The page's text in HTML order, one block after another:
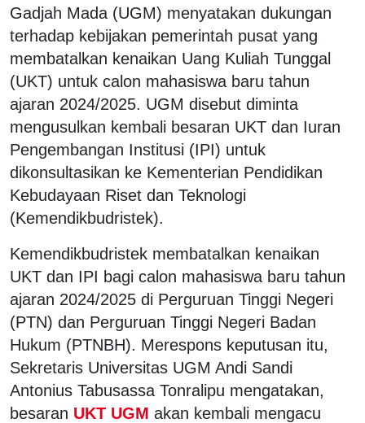
Gadjah Mada (UGM) menyatakan dukungan
terhadap kebijakan pemerintah pusat yang
membatalkan kenaikan Uang Kuliah Tunggal
(UKT) untuk calon mahasiswa baru tahun
ajaran 2024/2025. UGM disebut diminta
mengusulkan kembali besaran UKT dan Iuran
Pengembangan Institusi (IPI) untuk
dikonsultasikan ke Kementerian Pendidikan
Kebudayaan Riset dan Teknologi
(Kemendikbudristek).
Kemendikbudristek membatalkan kenaikan
UKT dan IPI bagi calon mahasiswa baru tahun
ajaran 2024/2025 di Perguruan Tinggi Negeri
(PTN) dan Perguruan Tinggi Negeri Badan
Hukum (PTNBH). Merespons keputusan itu,
Sekretaris Universitas UGM Andi Sandi
Antonius Tabusassa Tonralipu mengatakan,
besaran UKT UGM akan kembali mengacu